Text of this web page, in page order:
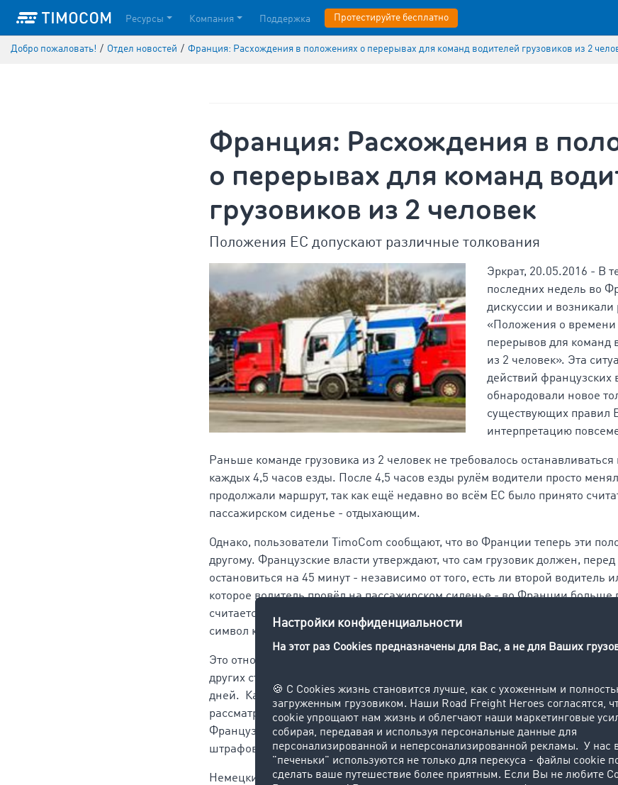
Ресурсы Компания Поддержка Протестируйте бесплатно
Добро пожаловать! / Отдел новостей / Франция: Расхождения в положениях о перерывах для команд водителей грузовиков из 2
Франция: Расхождения в
о перерывах для команд
грузовиков из 2 человек
Положения ЕС допускают различные толкования
Эркрат, 20.05.2016 - В
последних недель во
дискуссии и возникали
«Положения о
перерывов для команд
из 2 человек». Эта
действий французских
обнародовали новое
существующих правил
интерпретацию
Раньше команде грузовика из 2 человек не требовалось останавливаться
каждых 4,5 часов езды. После 4,5 часов езды рулём водители просто
продолжали маршрут, так как ещё недавно во всём ЕС было принято
пассажирском сиденье - отдыхающим.
Однако, пользователи TimoCom сообщают, что во Франции теперь эти
другому. Французские власти утверждают, что сам грузовик должен,
остановиться на 45 минут - независимо от того, есть ли второй водитель
которое водитель провёл на пассажирском сиденье - во Франции больше
считается. Французские власти считают перерывом только то время,
символ кровати, но тогда и сам грузовик должен неподвижно стоять на
Это относится не только к езде по территории самой Франции, но и к езде
других стран, если грузовик будет находиться на территории Франции в
дней. Каждый не сделанный перерыв (независимо от того, в какой стране
рассматривается как нарушение 4 категории и карается штрафом в
Французская полиция уже штрафовала за подобные предполагаемые
штрафов: от 4500 до 6000 евро.
Немецкий союз экспедиторских и логистических компаний (DSLV)